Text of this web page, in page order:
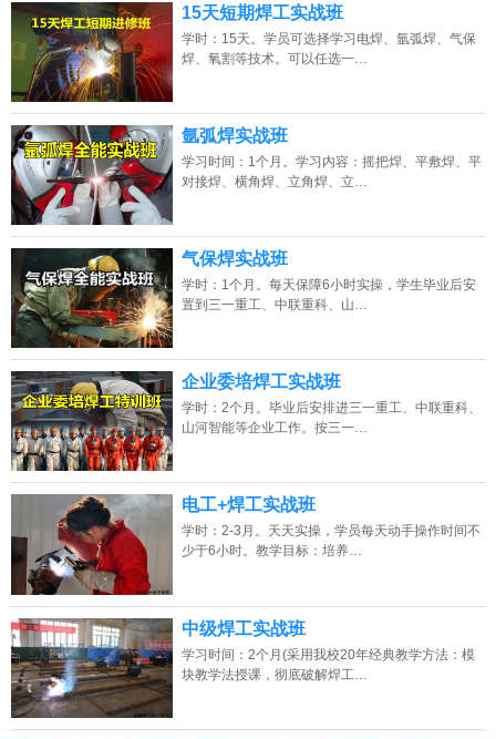
点击免费咨询电话：15天短期焊工实战班
学时：15天。学员可选择学习电焊、氩弧焊、气保
焊、氧割等技术。可以任选一…
氩弧焊实战班
学习时间：1个月。学习内容：摇把焊、平敷焊、平
对接焊、横角焊、立角焊、立…
气保焊实战班
学时：1个月。每天保障6小时实操，学生毕业后安
置到三一重工、中联重科、山…
企业委培焊工实战班
学时：2个月。毕业后安排进三一重工、中联重科、
山河智能等企业工作。按三一…
电工+焊工实战班
学时：2-3月。天天实操，学员每天动手操作时间不
少于6小时。教学目标：培养…
中级焊工实战班
学习时间：2个月(采用我校20年经典教学方法：模
块教学法授课，彻底破解焊工…